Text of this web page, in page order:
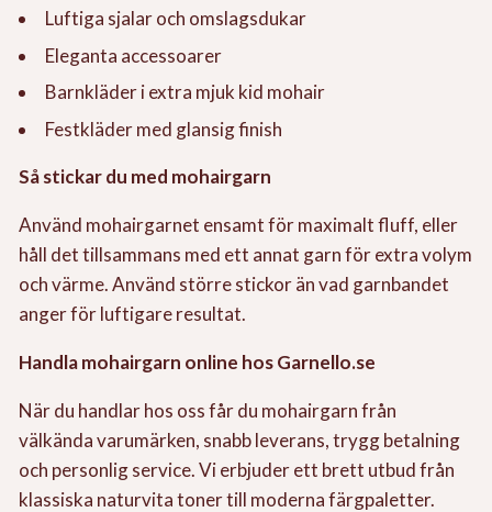
Luftiga sjalar och omslagsdukar
Eleganta accessoarer
Barnkläder i extra mjuk kid mohair
Festkläder med glansig finish
Så stickar du med mohairgarn
Använd mohairgarnet ensamt för maximalt fluff, eller
håll det tillsammans med ett annat garn för extra volym
och värme. Använd större stickor än vad garnbandet
anger för luftigare resultat.
Handla mohairgarn online hos Garnello.se
När du handlar hos oss får du mohairgarn från
välkända varumärken, snabb leverans, trygg betalning
och personlig service. Vi erbjuder ett brett utbud från
klassiska naturvita toner till moderna färgpaletter.